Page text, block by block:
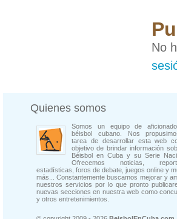
No
Quienes somos
Somos un equipo de
béisbol cubano. Nos
tarea de desarrollar esta web
objetivo de brindar información
Béisbol en Cuba y su Serie
Ofrecemos noticias,
estadísticas, foros de debate, juegos online y
más... Constantemente buscamos mejorar y
nuestros servicios por lo que pronto
nuevas secciones en nuestra web como
y otros entretenimientos.